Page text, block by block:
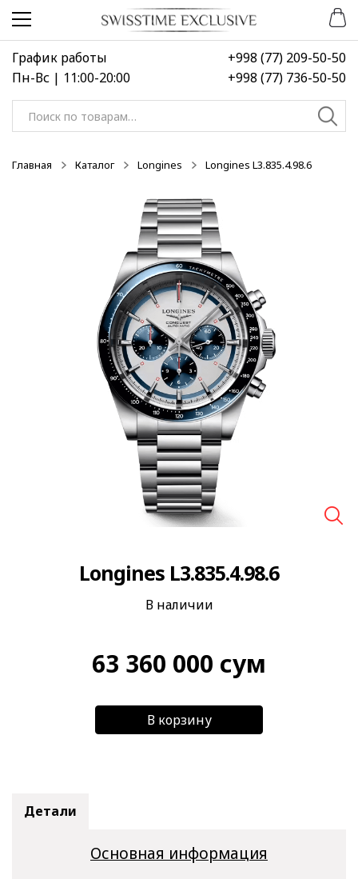
Перейти
навигации
Перейти
содержимому
График работы
Пн-Вс | 11:00-20:00
+998 (77) 209-50-50
+998 (77) 736-50-50
Искать:
Главная Каталог Longines Longines L3.835.4.98.6
Longines L3.835.4.98.6
В наличии
63 360 000 сум
В корзину
Детали
Основная информация
НОВИНКА
НОВИНКА